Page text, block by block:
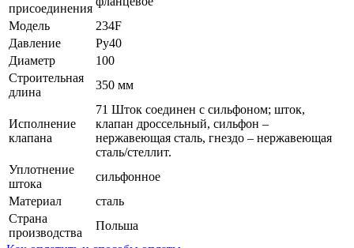
присоединения
Модель
234F
Давление
Ру40
Диаметр
100
Строительная
длина
350 мм
Исполнение
клапана
71 Шток соединен с сильфоном; шток,
клапан дроссельный, сильфон –
нержавеющая сталь, гнездо – нержавеющая
сталь/стеллит.
Уплотнение
штока
сильфонное
Материал
сталь
Страна
производства
Польша